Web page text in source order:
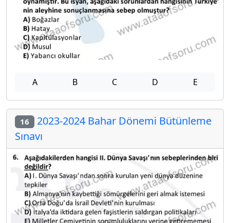
A B C D E
16 2023-2024 Bahar Dönemi Bütünleme
Sınavı